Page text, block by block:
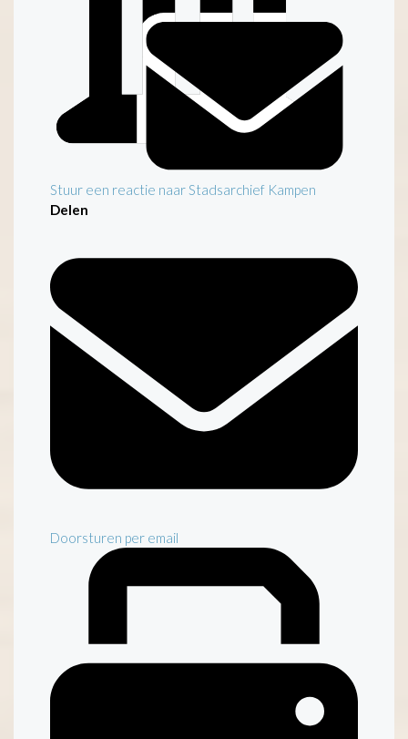
Inleiding
Stuur een reactie naar Stadsarchief Kampen
Delen
Doorsturen per email